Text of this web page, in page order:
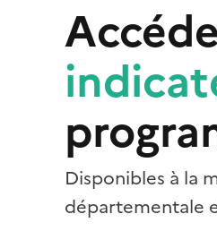
Disponibles à la
départementale